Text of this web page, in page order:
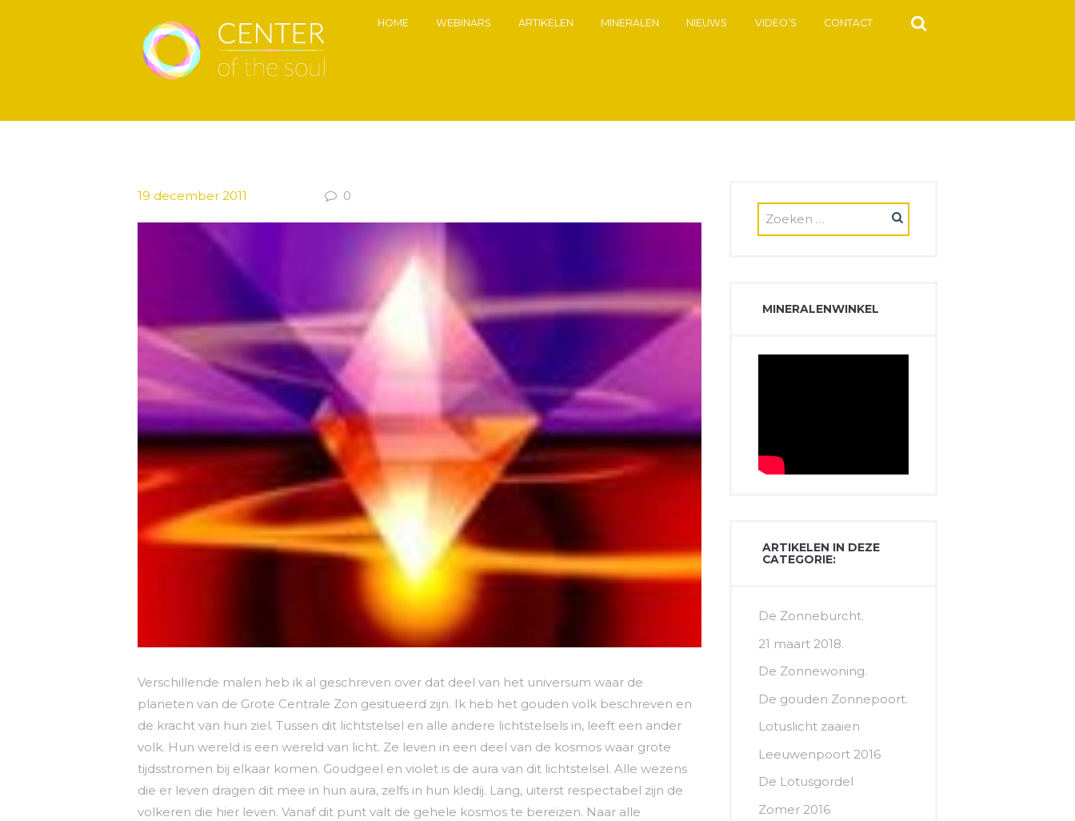
HOME WEBINARS ARTIKELEN MINERALEN NIEUWS VIDEO’S CONTACT
19 december 2011 0
Verschillende malen heb ik al geschreven over dat deel van het universum waar de
planeten van de Grote Centrale Zon gesitueerd zijn. Ik heb het gouden volk beschreven en
de kracht van hun ziel. Tussen dit lichtstelsel en alle andere lichtstelsels in, leeft een ander
volk. Hun wereld is een wereld van licht. Ze leven in een deel van de kosmos waar grote
tijdsstromen bij elkaar komen. Goudgeel en violet is de aura van dit lichtstelsel. Alle wezens
die er leven dragen dit mee in hun aura, zelfs in hun kledij. Lang, uiterst respectabel zijn de
volkeren die hier leven. Vanaf dit punt valt de gehele kosmos te bereizen. Naar alle
MINERALENWINKEL
ARTIKELEN IN DEZE
CATEGORIE:
De Zonneburcht.
21 maart 2018.
De Zonnewoning.
De gouden Zonnepoort.
Lotuslicht zaaien
Leeuwenpoort 2016
De Lotusgordel
Zomer 2016